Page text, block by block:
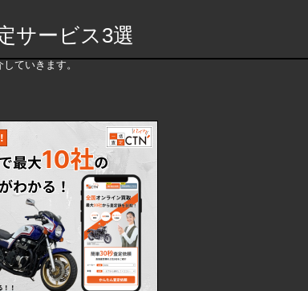
サービス3選
ていきます。